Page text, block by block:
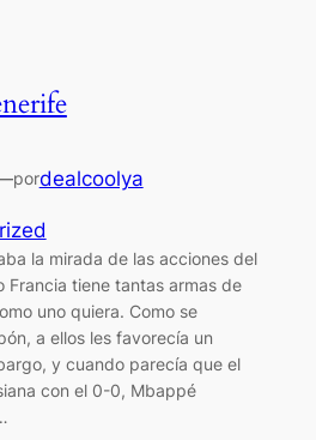
pordealcoolya
la mirada de las acciones del
Francia tiene tantas armas de
uno quiera. Como se
a ellos les favorecía un
y cuando parecía que el
con el 0-0, Mbappé